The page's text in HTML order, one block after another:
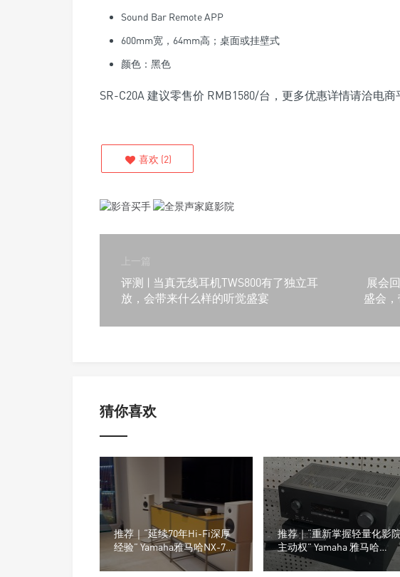
Sound Bar Remote APP
600mm宽，64mm高；桌面或挂壁式
颜色：黑色
SR-C20A 建议零售价 RMB1580/台，更多优惠详情请洽电商
喜欢 (2)
上一篇
评测 | 当真无线耳机TWS800有了独立耳
放，会带来什么样的听觉盛宴
展会
盛会
猜你喜欢
推荐｜“延续70年Hi-Fi深厚
经验” Yamaha雅马哈NX-70A
有源无线音箱
推荐｜“重新掌握轻量化影
主动权” Yamaha 雅马哈
RX300A 5.2声道/8K AV放大
器